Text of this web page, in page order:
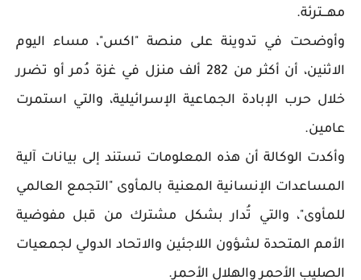
مهـــترئة.
وأوضحت في تدوينة على منصة "اكس"، مساء اليوم
الاثنين، أن أكثر من 282 ألف منزل في غزة دُمر أو تضرر
خلال حرب الإبادة الجماعية الإسرائيلية، والتي استمرت
عامين.
وأكدت الوكالة أن هذه المعلومات تستند إلى بيانات آلية
المساعدات الإنسانية المعنية بالمأوى "التجمع العالمي
للمأوى"، والتي تُدار بشكل مشترك من قبل مفوضية
الأمم المتحدة لشؤون اللاجئين والاتحاد الدولي لجمعيات
الصليب الأحمر والهلال الأحمر.